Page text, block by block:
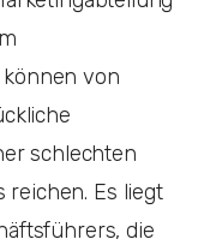
von
schlechten
reichen. Es liegt
die